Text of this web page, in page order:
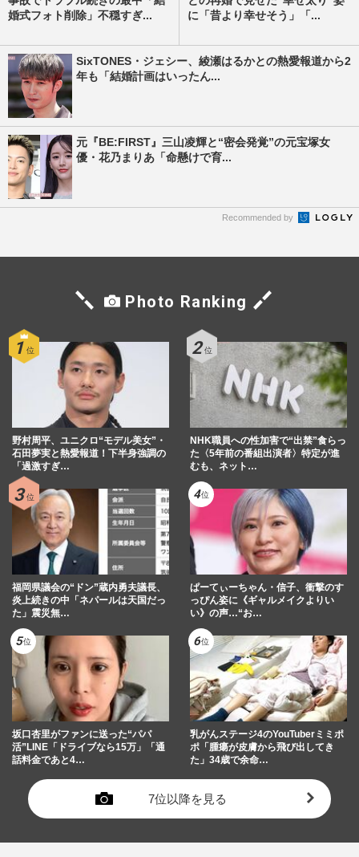
婚式フォト削除」不穏すぎ...
に「昔より幸せそう」「...
SixTONES・ジェシー、綾瀬はるかとの熱愛報道から2
年も「結婚計画はいったん...
元『BE:FIRST』三山凌輝と“密会発覚”の元宝塚女
優・花乃まりあ「命懸けで育...
Recommended by
Photo Ranking
野村周平、ユニクロ“モデル美女”・
石田夢実と熱愛報道！下半身強調の
「過激すぎ…
NHK職員への性加害で“出禁”食らっ
た〈5年前の番組出演者〉特定が進
むも、ネット…
福岡県議会の“ドン”蔵内勇夫議長、
炎上続きの中「ネパールは天国だっ
た」震災無…
ぱーてぃーちゃん・信子、衝撃のす
っぴん姿に《ギャルメイクよりい
い》の声…“お…
坂口杏里がファンに送った“パパ
活”LINE「ドライブなら15万」「通
話料金であと4…
乳がんステージ4のYouTuberミミポ
ポ「腫瘍が皮膚から飛び出してき
た」34歳で余命…
7位以降を見る